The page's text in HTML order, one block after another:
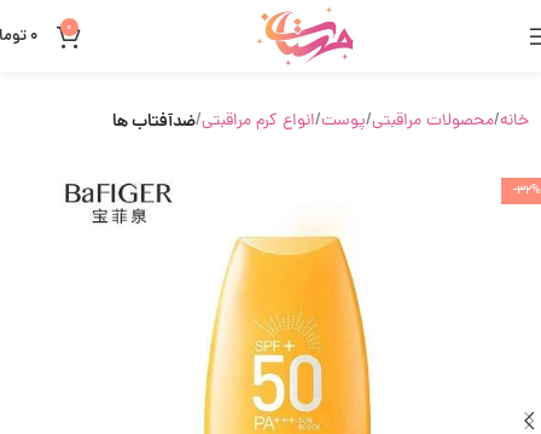
0
0
خانه محصولات مراقبتی پوست انواع کرم مراقبتی ضدآفتاب ها
-32%